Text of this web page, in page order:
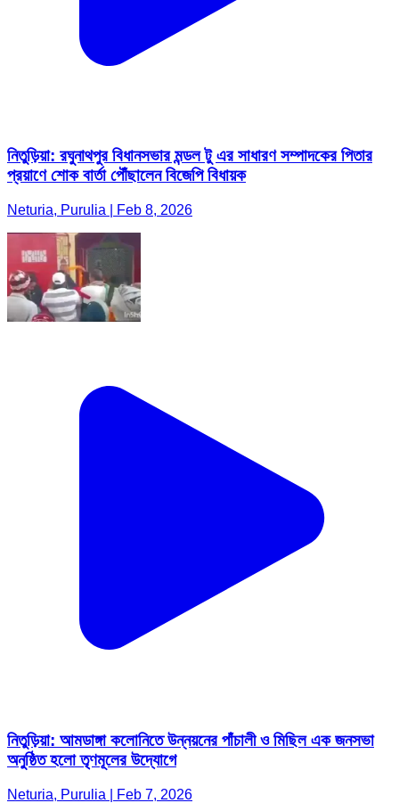
নিতুড়িয়া: রঘুনাথপুর বিধানসভার মন্ডল টু এর সাধারণ সম্পাদকের পিতার
প্রয়াণে শোক বার্তা পৌঁছালেন বিজেপি বিধায়ক
Neturia, Purulia | Feb 8, 2026
নিতুড়িয়া: আমডাঙ্গা কলোনিতে উন্নয়নের পাঁচালী ও মিছিল এক জনসভা
অনুষ্ঠিত হলো তৃণমূলের উদ্যোগে
Neturia, Purulia | Feb 7, 2026